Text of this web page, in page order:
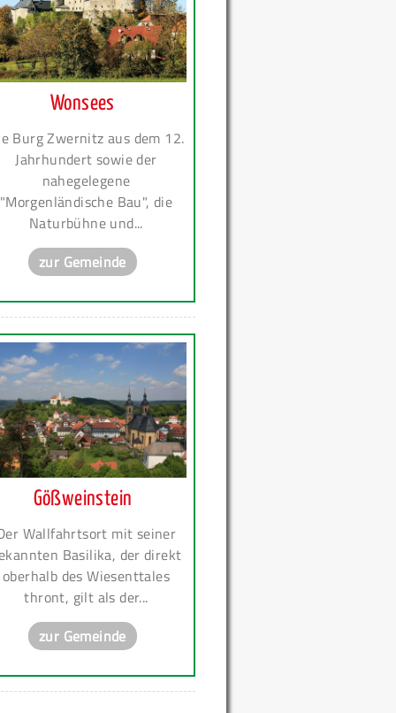
Wonsees
Burg Zwernitz aus dem 12.
Jahrhundert sowie der
nahegelegene
"Morgenländische Bau", die
Naturbühne und...
zur Gemeinde
Gößweinstein
Wallfahrtsort mit seiner
Basilika, der direkt
oberhalb des Wiesenttales
thront, gilt als der...
zur Gemeinde